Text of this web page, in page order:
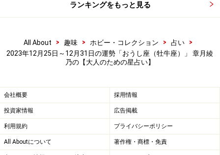
ランキングをもっと見る
All About > 趣味 > ホビー・コレクション > 占い
>
2023年12月25日～12月31日の運勢「おうし座（牡牛座）」 章月綾
乃の【大人のための星占い】
会社概要 採用情報
投資家情報 広告掲載
利用規約 プライバシーポリシー
All Aboutについて 著作権・商標・免責